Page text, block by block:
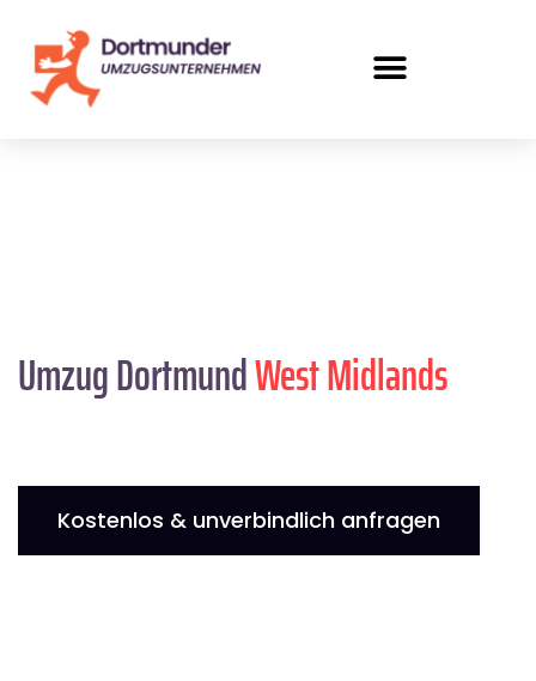
Umzug DortmundWest Midlands
Kostenlos & unverbindlich anfragen